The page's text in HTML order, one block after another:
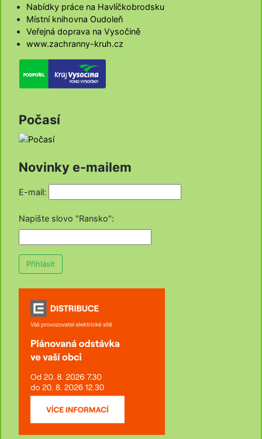
Nabídky práce na Havlíčkobrodsku
Místní knihovna Oudoleň
Veřejná doprava na Vysočině
www.zachranny-kruh.cz
Počasí
Novinky e-mailem
E-mail:
Napište slovo "Ransko":
Přihlásit